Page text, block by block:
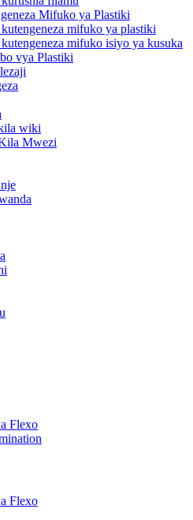
Mifuko ya Plastiki
mifuko ya plastiki
mifuko isiyo ya kusuka
vya Plastiki
wiki
Mwezi
Flexo
Flexo